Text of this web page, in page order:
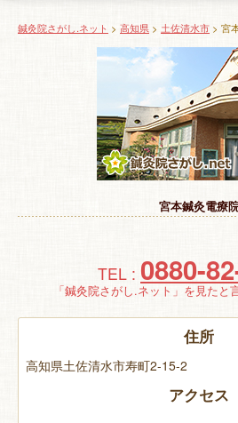
初めての方へ
よくある質問
ホームケア
特 集
お悩み解決！
鍼灸院さがし.ネット > 高知県 > 土佐清水市 > 宮
宮本鍼灸電療
TEL : 0880-
「鍼灸院さがし.ネット」を見たと
住所
高知県土佐清水市寿町2-15-2
アクセス